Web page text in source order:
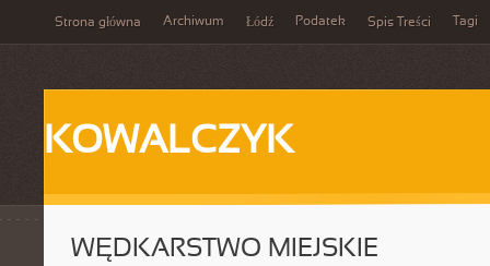
Strona główna Archiwum Łódź Podatek Spis Treści Tagi
KOWALCZYK
WĘDKARSTWO MIEJSKIE